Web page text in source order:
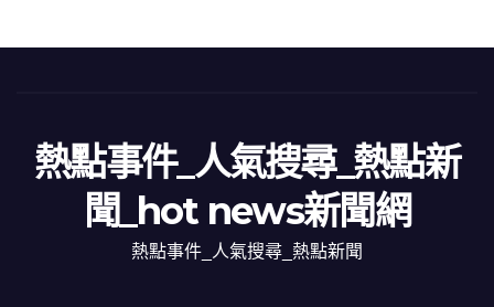
熱點事件_人氣搜尋_熱點新
聞_hot news新聞網
熱點事件_人氣搜尋_熱點新聞